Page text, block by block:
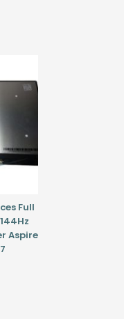
Full
Aspire